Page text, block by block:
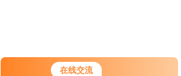
在线交流